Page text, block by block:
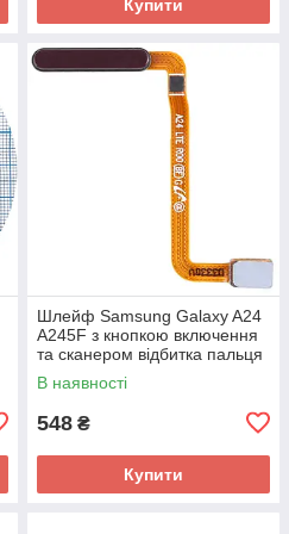
Купити
Шлейф Samsung Galaxy A24
A245F з кнопкою включення
та сканером відбитка пальця
(червоний оригінал Китай)
В наявності
548 ₴
Купити